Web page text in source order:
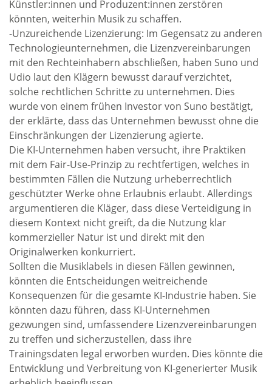
Künstler:innen und Produzent:innen zerstören
könnten, weiterhin Musik zu schaffen.
-Unzureichende Lizenzierung: Im Gegensatz zu anderen
Technologieunternehmen, die Lizenzvereinbarungen
mit den Rechteinhabern abschließen, haben Suno und
Udio laut den Klägern bewusst darauf verzichtet,
solche rechtlichen Schritte zu unternehmen. Dies
wurde von einem frühen Investor von Suno bestätigt,
der erklärte, dass das Unternehmen bewusst ohne die
Einschränkungen der Lizenzierung agierte.
Die KI-Unternehmen haben versucht, ihre Praktiken
mit dem Fair-Use-Prinzip zu rechtfertigen, welches in
bestimmten Fällen die Nutzung urheberrechtlich
geschützter Werke ohne Erlaubnis erlaubt. Allerdings
argumentieren die Kläger, dass diese Verteidigung in
diesem Kontext nicht greift, da die Nutzung klar
kommerzieller Natur ist und direkt mit den
Originalwerken konkurriert.
Sollten die Musiklabels in diesen Fällen gewinnen,
könnten die Entscheidungen weitreichende
Konsequenzen für die gesamte KI-Industrie haben. Sie
könnten dazu führen, dass KI-Unternehmen
gezwungen sind, umfassendere Lizenzvereinbarungen
zu treffen und sicherzustellen, dass ihre
Trainingsdaten legal erworben wurden. Dies könnte die
Entwicklung und Verbreitung von KI-generierter Musik